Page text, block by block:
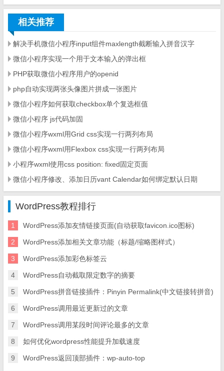
相关推荐
解决手机微信小程序input组件maxlength截断输入拼音汉字
微信小程序实现一个用于文本输入的弹出框
PHP获取微信小程序用户的openid
php自动实现两张头像图片拼成一张图片
微信小程序如何获取checkbox单个复选框值
微信小程序 js代码加固
微信小程序wxml用Grid css实现一行两列布局
微信小程序wxml用Flexbox css实现一行两列布局
小程序wxml使用css position: fixed固定页面
微信小程序修改、添加日历vant Calendar如何绑定默认日期
WordPress教程排行
1 WordPress添加友情链接页面(自动获取favicon.ico图标)
2 WordPress添加相关文章功能（标题/缩略图样式）
3 WordPress添加彩色标签云
4 WordPress自动截取限定数字的摘要
5 WordPress拼音链接插件：Pinyin Permalink(中文链接转拼音)
6 WordPress调用最近更新过的文章
7 WordPress调用某段时间评论最多的文章
8 如何优化wordpress性能提升加载速度
9 WordPress返回顶部插件：wp-auto-top